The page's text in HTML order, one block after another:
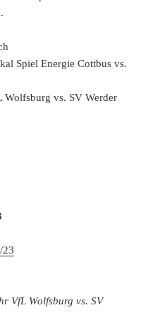
Spiel Energie Cottbus vs.
Wolfsburg vs. SV Werder
23
VfL Wolfsburg vs. SV